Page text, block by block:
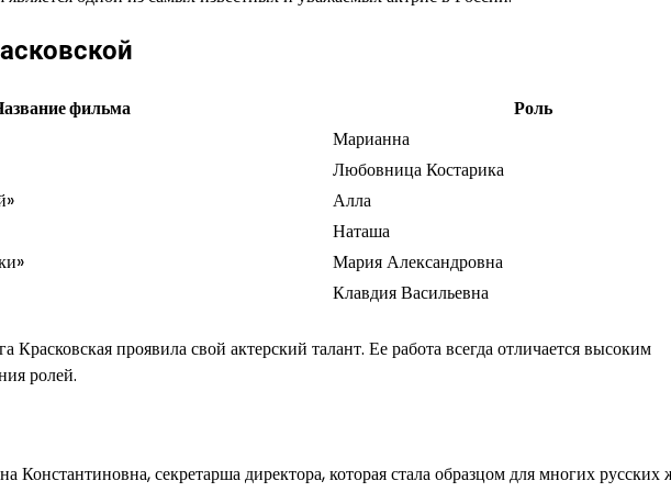
фильма
Роль
Марианна
Любовница Костарика
Алла
Наташа
Мария Александровна
Клавдия Васильевна
проявила свой актерский талант. Ее работа всегда отличается высоким
ролей.
секретарша директора, которая стала образцом для многих